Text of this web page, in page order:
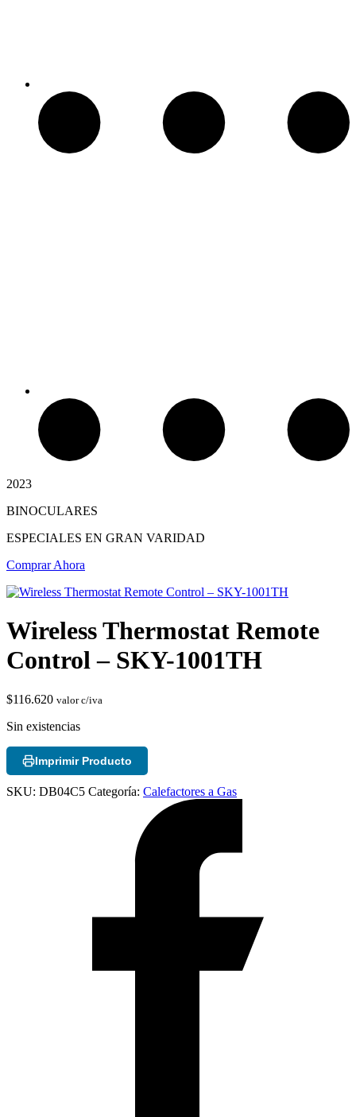
2023
BINOCULARES
ESPECIALES EN GRAN VARIDAD
Comprar Ahora
Wireless Thermostat Remote
Control – SKY-1001TH
$116.620 valor c/iva
Sin existencias
Imprimir Producto
SKU: DB04C5 Categoría: Calefactores a Gas